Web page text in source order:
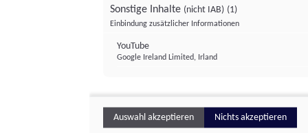
Sonstige Inhalte (nicht IAB) (1)
Einbindung zusätzlicher Informationen
YouTube
Google Ireland Limited, Irland
Auswahl akzeptieren Nichts akzeptieren